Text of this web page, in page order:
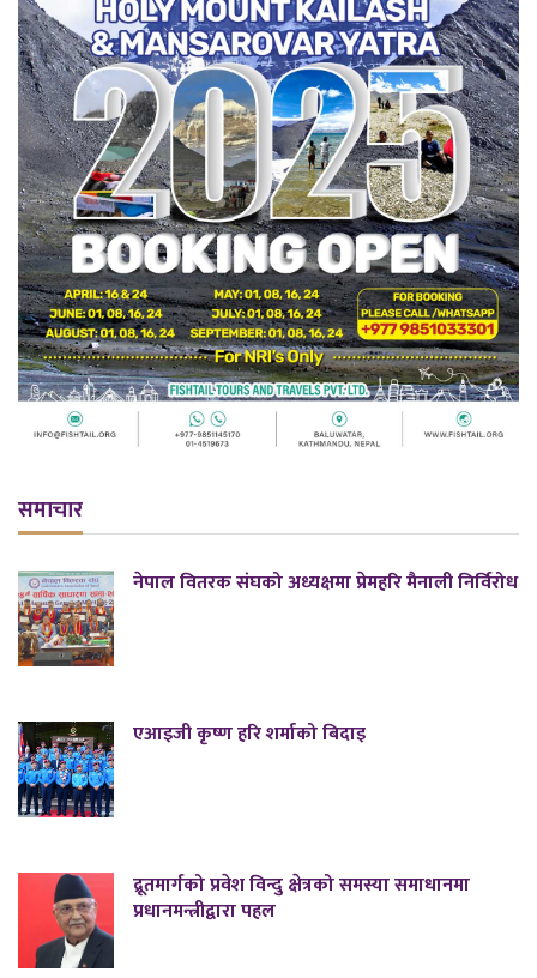
समाचार
नेपाल वितरक संघको अध्यक्षमा प्रेमहरि मैनाली निर्विरोध
एआइजी कृष्ण हरि शर्माको बिदाइ
द्रूतमार्गको प्रवेश विन्दु क्षेत्रको समस्या समाधानमा
प्रधानमन्त्रीद्वारा पहल